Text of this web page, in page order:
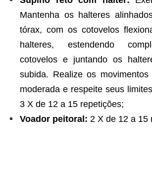
Mantenha os halteres
tórax, com os cotovelos
halteres, estendendo
cotovelos e juntando os
subida. Realize os
moderada e respeite seus
3 X de 12 a 15 repetições;
Voador peitoral: 2 X de 12 a 15